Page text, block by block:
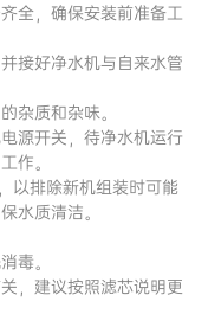
全，确保安装前准备工
接好净水机与自来水管
杂质和杂味。
源开关，待净水机运行
作。
以排除新机组装时可能
水质清洁。
毒。
，建议按照滤芯说明更